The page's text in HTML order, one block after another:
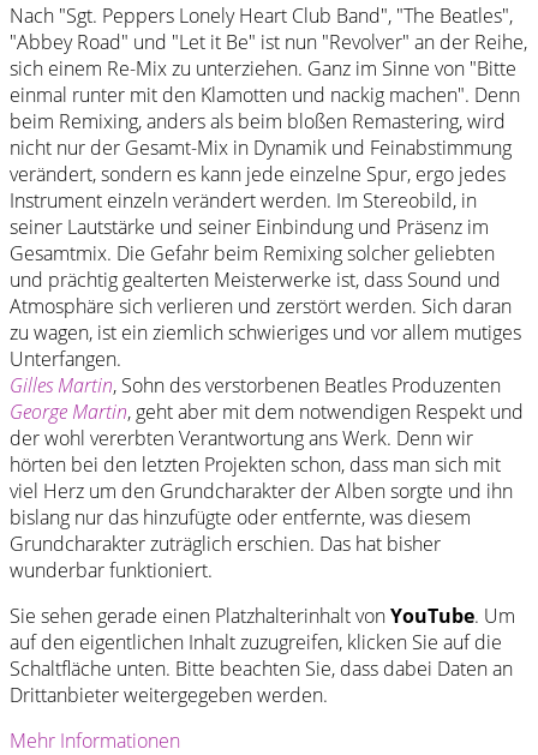
Nach "Sgt. Peppers Lonely Heart Club Band", "The Beatles",
"Abbey Road" und "Let it Be" ist nun "Revolver" an der Reihe,
sich einem Re-Mix zu unterziehen. Ganz im Sinne von "Bitte
einmal runter mit den Klamotten und nackig machen". Denn
beim Remixing, anders als beim bloßen Remastering, wird
nicht nur der Gesamt-Mix in Dynamik und Feinabstimmung
verändert, sondern es kann jede einzelne Spur, ergo jedes
Instrument einzeln verändert werden. Im Stereobild, in
seiner Lautstärke und seiner Einbindung und Präsenz im
Gesamtmix. Die Gefahr beim Remixing solcher geliebten
und prächtig gealterten Meisterwerke ist, dass Sound und
Atmosphäre sich verlieren und zerstört werden. Sich daran
zu wagen, ist ein ziemlich schwieriges und vor allem mutiges
Unterfangen.
Gilles Martin, Sohn des verstorbenen Beatles Produzenten
George Martin, geht aber mit dem notwendigen Respekt und
der wohl vererbten Verantwortung ans Werk. Denn wir
hörten bei den letzten Projekten schon, dass man sich mit
viel Herz um den Grundcharakter der Alben sorgte und ihn
bislang nur das hinzufügte oder entfernte, was diesem
Grundcharakter zuträglich erschien. Das hat bisher
wunderbar funktioniert.
Sie sehen gerade einen Platzhalterinhalt vonYouTube. Um
auf den eigentlichen Inhalt zuzugreifen, klicken Sie auf die
Schaltfläche unten. Bitte beachten Sie, dass dabei Daten an
Drittanbieter weitergegeben werden.
Mehr Informationen